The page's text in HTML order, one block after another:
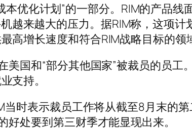
本优化计划”的一部分。RIM的产品线
越来越大的压力。据RIM称，这项计
高增长速度和符合RIM战略目标的领域
美国和“部分其他国家”被裁员的员工
支持。
时表示裁员工作将从截至8月末的第
处要到第三财季才能显现出来。